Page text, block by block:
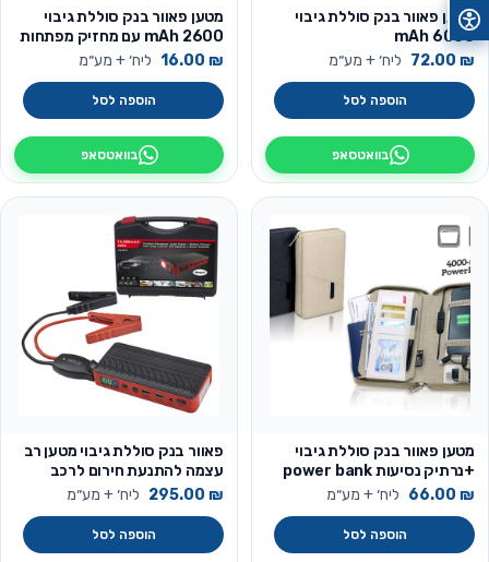
מטען פאוור בנק סוללת גיבוי
6000 mAh
72.00 ₪ ליח׳ + מע״מ
הוספה לסל
בוואטסאפ
מטען פאוור בנק סוללת גיבוי
2600 mAh עם מחזיק מפתחות
דגם מונו
16.00 ₪ ליח׳ + מע״מ
הוספה לסל
בוואטסאפ
מטען פאוור בנק סוללת גיבוי
+נרתיק נסיעות power bank
4000mah מובנה
66.00 ₪ ליח׳ + מע״מ
הוספה לסל
פאוור בנק סוללת גיבוי מטען רב
עצמה להתנעת חירום לרכב
ולמגוון מכשירים ניידים
295.00 ₪ ליח׳ + מע״מ
הוספה לסל